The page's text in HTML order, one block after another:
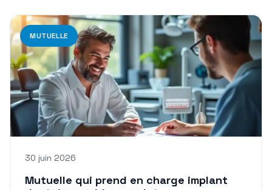
MUTUELLE
30 juin 2026
Mutuelle qui prend en charge implant